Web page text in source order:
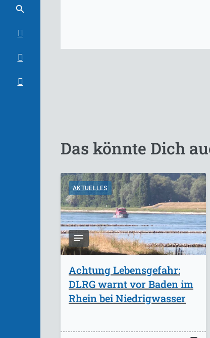
Das könnte Dich
AKTUELLES
Achtung Lebensgefahr:
DLRG warnt vor Baden im
Rhein bei Niedrigwasser